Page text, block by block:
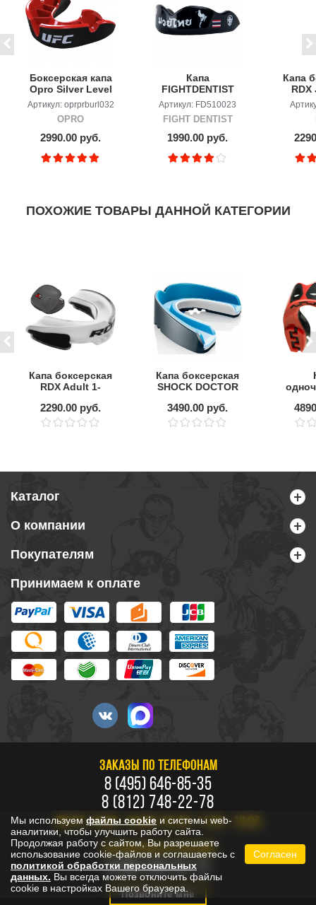
Боксерская капа
Opro Silver Level
UFC
Артикул: oprprburl032
OPRO
2990.00 руб.
Капа
FIGHTDENTIST
Mouth Guard
Muay Thai
Артикул: FD510023
FIGHT DENTIST
1990.00 руб.
Капа
ПОХОЖИЕ ТОВАРЫ ДАННОЙ КАТЕГОРИИ
Капа боксерская
RDX Adult 1-
2290.00 руб.
Капа боксерская
SHOCK DOCTOR
3490.00 руб.
Каталог
О компании
Покупателям
Принимаем к оплате
ЗАКАЗЫ ПО ТЕЛЕФОНАМ
8 (495) 646-85-35
8 (812) 748-22-78
ПН-ПТ: 10:00 - 20:00, СБ-ВС: 11:00 - 18:00
БЕСПЛАТНО ПО РОССИИ
8 800 333-53-73
Позвоните мне
Мы используем файлы cookie и системы web-
аналитики, чтобы улучшить работу сайта.
Продолжая работу с сайтом, Вы разрешаете
использование cookie-файлов и соглашаетесь с
политикой обработки персональных
данных. Вы всегда можете отключить файлы
cookie в настройках Вашего браузера.
Согласен